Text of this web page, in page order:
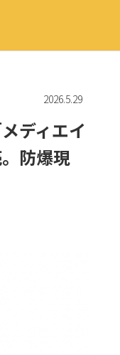
2026.5.29
ディエイ
防爆現